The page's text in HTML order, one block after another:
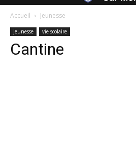
Accueil Jeunesse
Jeunesse vie scolaire
Cantine